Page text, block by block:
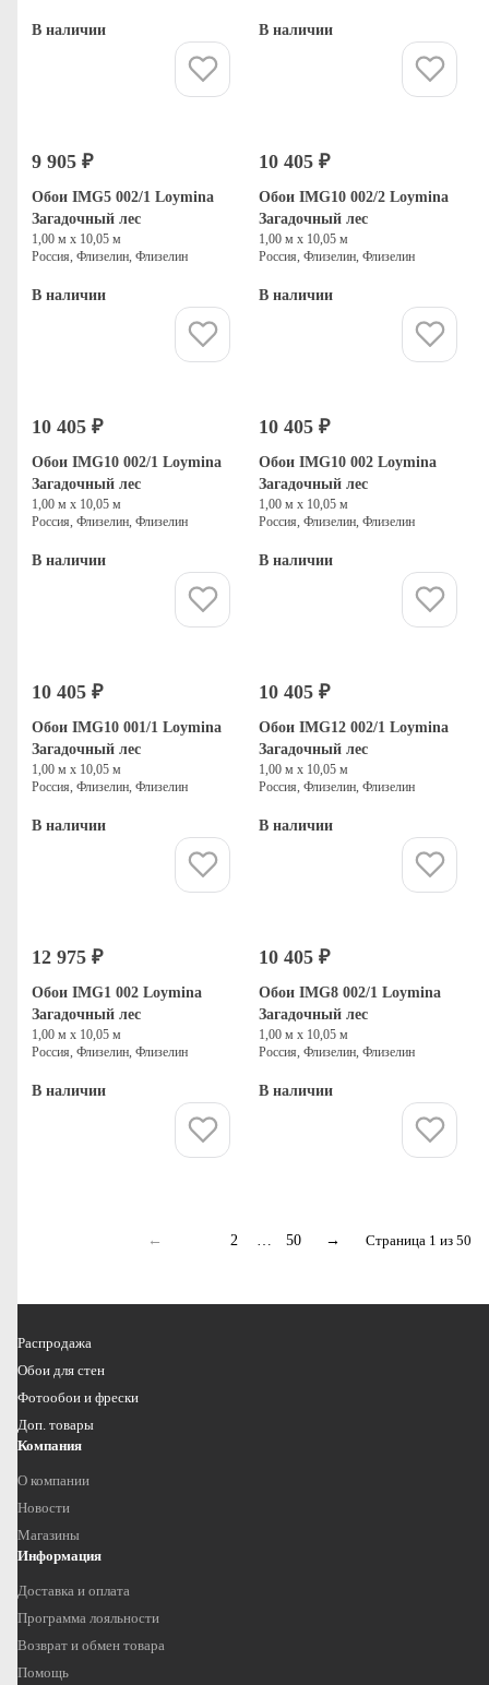
В наличии В наличии
9 905 ₽
Обои IMG5 002/1 Loymina
Загадочный лес
1,00 м х 10,05 м
Россия, Флизелин, Флизелин
В наличии
10 405 ₽
Обои IMG10 002/2 Loymina
Загадочный лес
1,00 м х 10,05 м
Россия, Флизелин, Флизелин
В наличии
10 405 ₽
Обои IMG10 002/1 Loymina
Загадочный лес
1,00 м х 10,05 м
Россия, Флизелин, Флизелин
В наличии
10 405 ₽
Обои IMG10 002 Loymina
Загадочный лес
1,00 м х 10,05 м
Россия, Флизелин, Флизелин
В наличии
10 405 ₽
Обои IMG10 001/1 Loymina
Загадочный лес
1,00 м х 10,05 м
Россия, Флизелин, Флизелин
В наличии
10 405 ₽
Обои IMG12 002/1 Loymina
Загадочный лес
1,00 м х 10,05 м
Россия, Флизелин, Флизелин
В наличии
12 975 ₽
Обои IMG1 002 Loymina
Загадочный лес
1,00 м х 10,05 м
Россия, Флизелин, Флизелин
В наличии
10 405 ₽
Обои IMG8 002/1 Loymina
Загадочный лес
1,00 м х 10,05 м
Россия, Флизелин, Флизелин
В наличии
← 2 … 50 → Страница 1 из 50
Распродажа
Обои для стен
Фотообои и фрески
Доп. товары
Компания
О компании
Новости
Магазины
Информация
Доставка и оплата
Программа лояльности
Возврат и обмен товара
Помощь